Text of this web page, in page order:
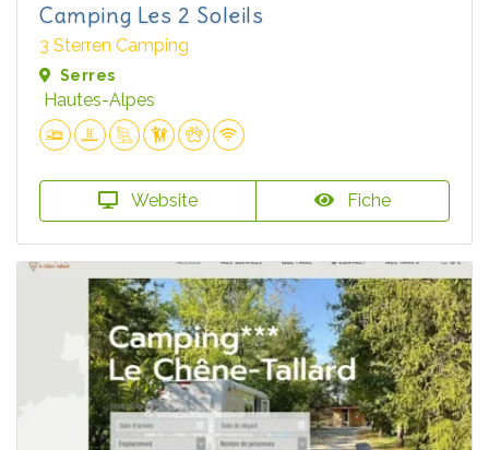
Camping Les 2 Soleils
3 Sterren Camping
Serres
Hautes-Alpes
Website Fiche